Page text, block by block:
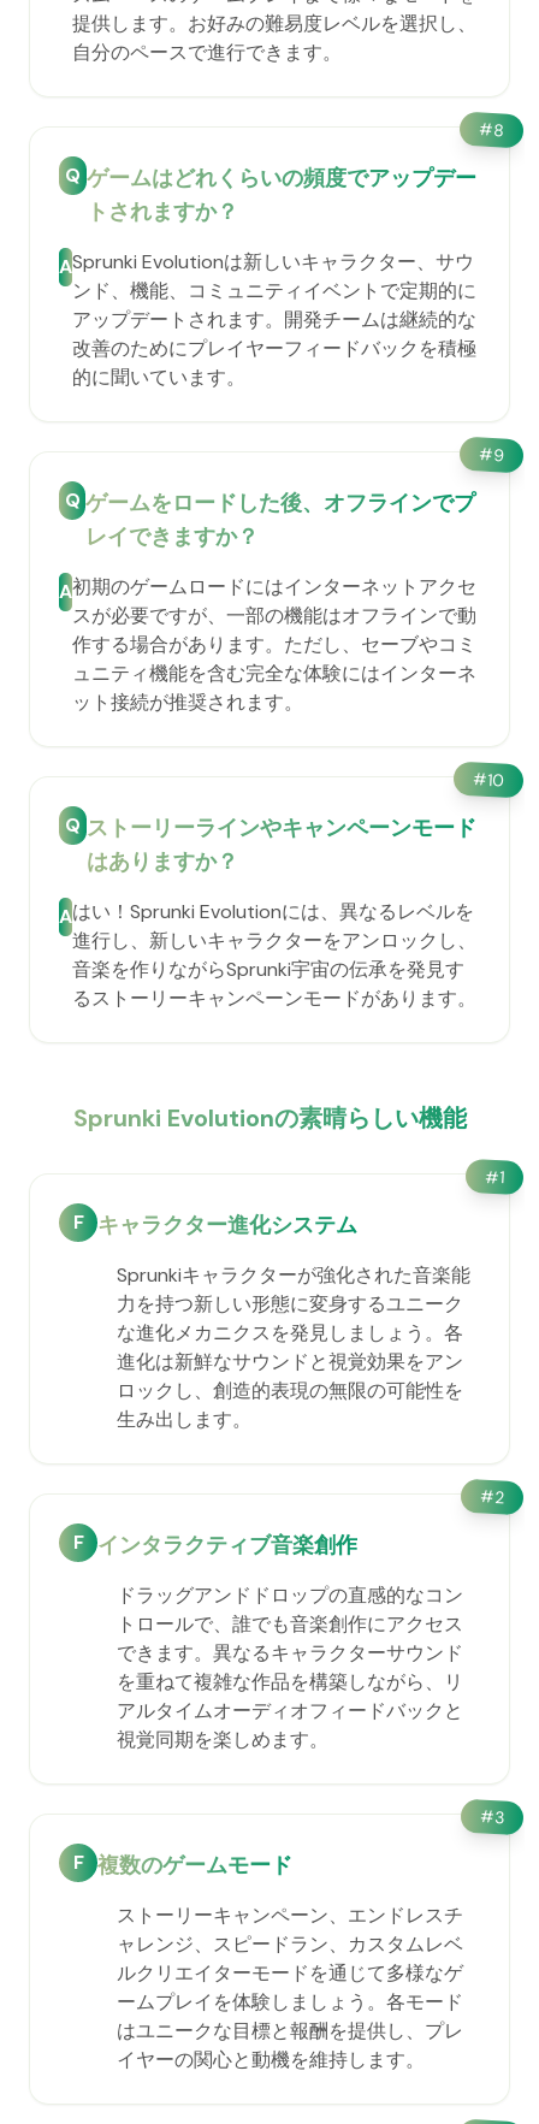
提供します。お好みの難易度レベルを選択し、
自分のペースで進行できます。
#8
Q ゲームはどれくらいの頻度でアップデー
トされますか？
ASprunki Evolutionは新しいキャラクター、サウ
ンド、機能、コミュニティイベントで定期的に
アップデートされます。開発チームは継続的な
改善のためにプレイヤーフィードバックを積極
的に聞いています。
#9
Q ゲームをロードした後、オフラインでプ
レイできますか？
A初期のゲームロードにはインターネットアクセ
スが必要ですが、一部の機能はオフラインで動
作する場合があります。ただし、セーブやコミ
ュニティ機能を含む完全な体験にはインターネ
ット接続が推奨されます。
#10
Q ストーリーラインやキャンペーンモード
はありますか？
Aはい！Sprunki Evolutionには、異なるレベルを
進行し、新しいキャラクターをアンロックし、
音楽を作りながらSprunki宇宙の伝承を発見す
るストーリーキャンペーンモードがあります。
Sprunki Evolutionの素晴らしい機能
#1
F キャラクター進化システム
Sprunkiキャラクターが強化された音楽能
力を持つ新しい形態に変身するユニーク
な進化メカニクスを発見しましょう。各
進化は新鮮なサウンドと視覚効果をアン
ロックし、創造的表現の無限の可能性を
生み出します。
#2
F インタラクティブ音楽創作
ドラッグアンドドロップの直感的なコン
トロールで、誰でも音楽創作にアクセス
できます。異なるキャラクターサウンド
を重ねて複雑な作品を構築しながら、リ
アルタイムオーディオフィードバックと
視覚同期を楽しめます。
#3
F 複数のゲームモード
ストーリーキャンペーン、エンドレスチ
ャレンジ、スピードラン、カスタムレベ
ルクリエイターモードを通じて多様なゲ
ームプレイを体験しましょう。各モード
はユニークな目標と報酬を提供し、プレ
イヤーの関心と動機を維持します。